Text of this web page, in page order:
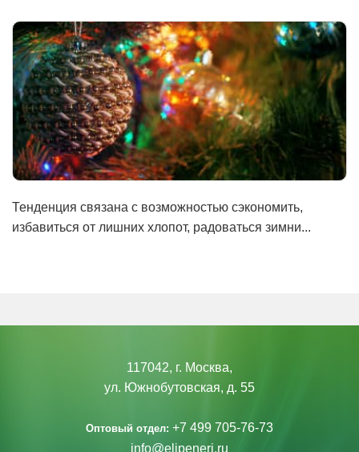
Тенденция связана с возможностью сэкономить,
избавиться от лишних хлопот, радоваться зимни...
117042, г. Москва,
ул. Южнобутовская, д. 55
Оптовый отдел: +7 499 705-76-73
info@elipeneri.ru